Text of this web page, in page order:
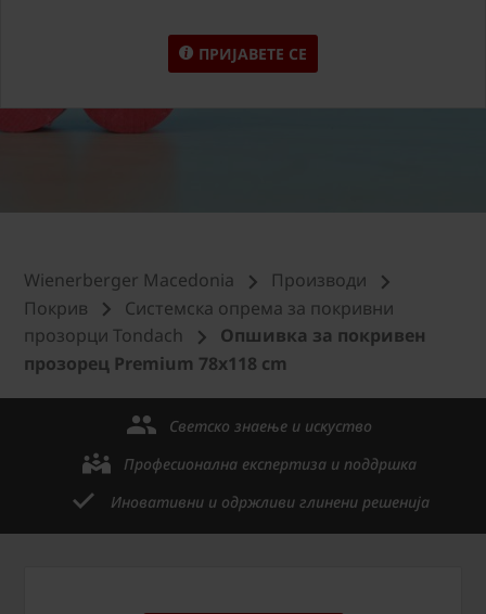
ПРИЈАВЕТЕ СЕ
Wienerberger Macedonia
Производи
Покрив
Системска опрема за покривни
прозорци Tondach
Опшивка за покривен
прозорец Premium 78x118 cm
Светско знаење и искуство
Професионална експертиза и поддршка
Иновативни и одржливи глинени решенија